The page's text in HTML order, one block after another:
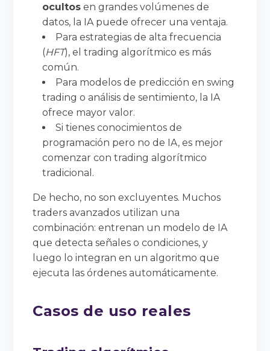
ocultos en grandes volúmenes de
datos, la IA puede ofrecer una ventaja.
Para estrategias de alta frecuencia
(HFT), el trading algorítmico es más
común.
Para modelos de predicción en swing
trading o análisis de sentimiento, la IA
ofrece mayor valor.
Si tienes conocimientos de
programación pero no de IA, es mejor
comenzar con trading algorítmico
tradicional.
De hecho, no son excluyentes. Muchos
traders avanzados utilizan una
combinación: entrenan un modelo de IA
que detecta señales o condiciones, y
luego lo integran en un algoritmo que
ejecuta las órdenes automáticamente.
Casos de uso reales